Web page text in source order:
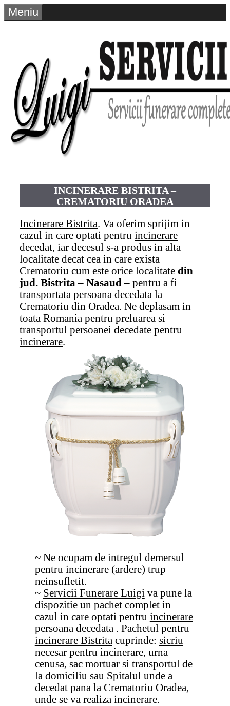
Sari
la
Meniu
INCINERARE BISTRITA –
CREMATORIU ORADEA
Incinerare Bistrita. Va oferim sprijim in
cazul in care optati pentru incinerare
decedat, iar decesul s-a produs in alta
localitate decat cea in care exista
Crematoriu cum este orice localitate din
jud. Bistrita – Nasaud – pentru a fi
transportata persoana decedata la
Crematoriu din Oradea. Ne deplasam in
toata Romania pentru preluarea si
transportul persoanei decedate pentru
incinerare.
~ Ne ocupam de intregul demersul
pentru incinerare (ardere) trup
neinsufletit.
~ Servicii Funerare Luigi va pune la
dispozitie un pachet complet in
cazul in care optati pentru incinerare
persoana decedata . Pachetul pentru
incinerare Bistrita cuprinde: sicriu
necesar pentru incinerare, urna
cenusa, sac mortuar si transportul de
la domiciliu sau Spitalul unde a
decedat pana la Crematoriu Oradea,
unde se va realiza incinerare.